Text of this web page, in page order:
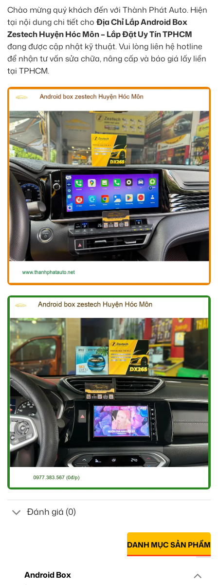
Chào mừng quý khách đến với Thành Phát Auto. Hiện
tại nội dung chi tiết cho Địa Chỉ Lắp Android Box
Zestech Huyện Hóc Môn – Lắp Đặt Uy Tín TPHCM
đang được cập nhật kỹ thuật. Vui lòng liên hệ hotline
để nhận tư vấn sửa chữa, nâng cấp và báo giá lấy liền
tại TPHCM.
Đánh giá (0)
DANH MỤC SẢN PHẨM
Android Box